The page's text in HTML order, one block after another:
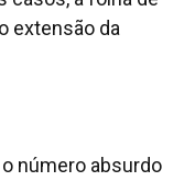
extensão da
número absurdo